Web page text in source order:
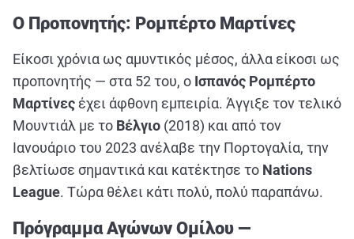
Ο Προπονητής: Ρομπέρτο Μαρτίνες
Είκοσι χρόνια ως αμυντικός μέσος, άλλα είκοσι ως
προπονητής — στα 52 του, ο Ισπανός Ρομπέρτο
Μαρτίνες έχει άφθονη εμπειρία. Άγγιξε τον τελικό
Μουντιάλ με το Βέλγιο (2018) και από τον
Ιανουάριο του 2023 ανέλαβε την Πορτογαλία, την
βελτίωσε σημαντικά και κατέκτησε το Nations
League. Τώρα θέλει κάτι πολύ, πολύ παραπάνω.
Πρόγραμμα Αγώνων Ομίλου —